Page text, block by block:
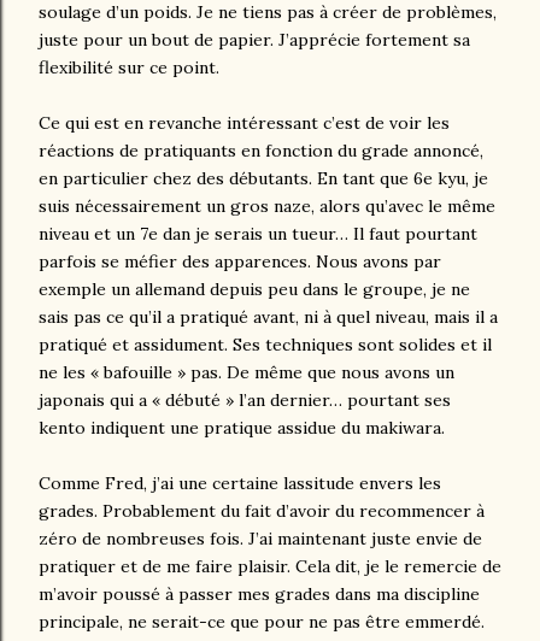
soulage d’un poids. Je ne tiens pas à créer de problèmes,
juste pour un bout de papier. J’apprécie fortement sa
flexibilité sur ce point.
Ce qui est en revanche intéressant c’est de voir les
réactions de pratiquants en fonction du grade annoncé,
en particulier chez des débutants. En tant que 6e kyu, je
suis nécessairement un gros naze, alors qu’avec le même
niveau et un 7e dan je serais un tueur… Il faut pourtant
parfois se méfier des apparences. Nous avons par
exemple un allemand depuis peu dans le groupe, je ne
sais pas ce qu’il a pratiqué avant, ni à quel niveau, mais il a
pratiqué et assidument. Ses techniques sont solides et il
ne les « bafouille » pas. De même que nous avons un
japonais qui a « débuté » l’an dernier… pourtant ses
kento indiquent une pratique assidue du makiwara.
Comme Fred, j’ai une certaine lassitude envers les
grades. Probablement du fait d’avoir du recommencer à
zéro de nombreuses fois. J’ai maintenant juste envie de
pratiquer et de me faire plaisir. Cela dit, je le remercie de
m’avoir poussé à passer mes grades dans ma discipline
principale, ne serait-ce que pour ne pas être emmerdé.